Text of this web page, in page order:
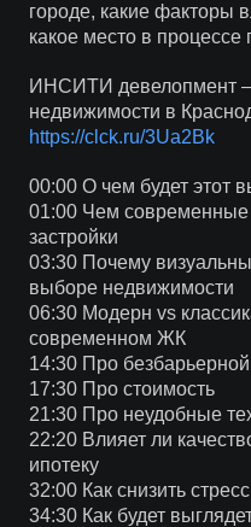
городе, какие факторы
какое место в процессе
ИНСИТИ девелопмент
недвижимости в
https://clck.ru/3Ua2Bk
00:00 О чем будет этот
01:00 Чем современные
застройки
03:30 Почему
выборе недвижимости
06:30 Модерн vs
современном ЖК
14:30 Про безбарьерной
17:30 Про стоимость
21:30 Про неудобные
22:20 Влияет ли
ипотеку
32:00 Как снизить
34:30 Как будет